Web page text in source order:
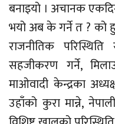
बनाइयो । अचानक
भयो अब के गर्ने त ? को
राजनीतिक
सहजीकरण गर्ने,
माओवादी केन्द्रका
उहाँको कुरा मान्ने,